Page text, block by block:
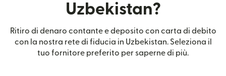
Uzbekistan?
Ritiro di denaro contante e deposito con carta di debito
con la nostra rete di fiducia in Uzbekistan. Seleziona il
tuo fornitore preferito per saperne di più.